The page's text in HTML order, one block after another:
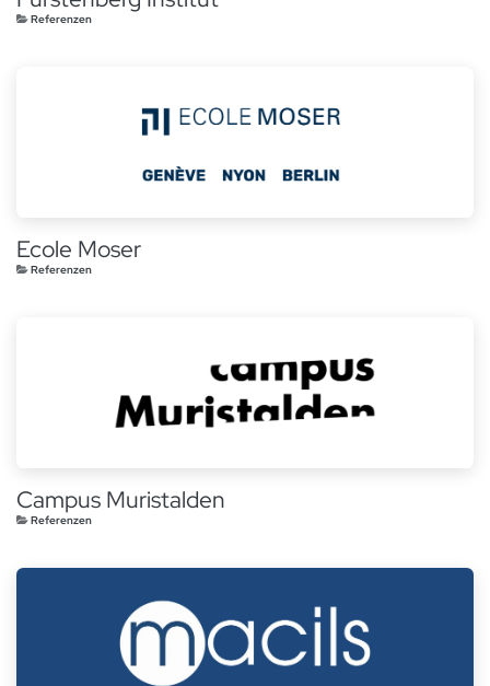
Referenzen
Ecole Moser
Referenzen
Campus Muristalden
Referenzen